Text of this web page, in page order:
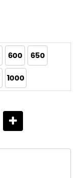
600 650
1000